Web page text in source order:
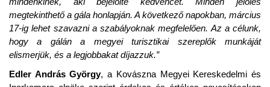
megtekinthető a gála honlapján. A következő napokban, március
17-ig lehet szavazni a szabályoknak megfelelően. Az a célunk,
hogy a gálán a megyei turisztikai szereplők munkáját
elismerjük, és a legjobbakat díjazzuk.”
Edler András György, a Kovászna Megyei Kereskedelmi és